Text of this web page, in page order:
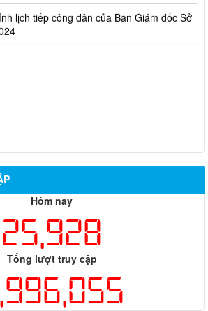
lịch tiếp công dân của Ban Giám đốc Sở
Hôm nay
25,928
Tổng lượt truy cập